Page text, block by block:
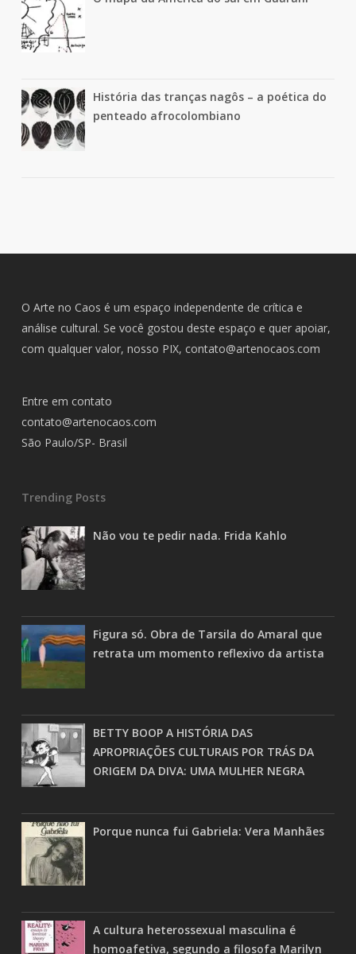
História das tranças nagôs – a poética do
penteado afrocolombiano
O Arte no Caos é um espaço independente de crítica e
análise cultural. Se você gostou deste espaço e quer apoiar,
com qualquer valor, nosso PIX, contato@artenocaos.com
Entre em contato
contato@artenocaos.com
São Paulo/SP- Brasil
Trending Posts
Não vou te pedir nada. Frida Kahlo
Figura só. Obra de Tarsila do Amaral que
retrata um momento reflexivo da artista
BETTY BOOP A HISTÓRIA DAS
APROPRIAÇÕES CULTURAIS POR TRÁS DA
ORIGEM DA DIVA: UMA MULHER NEGRA
Porque nunca fui Gabriela: Vera Manhães
A cultura heterossexual masculina é
homoafetiva, segundo a filosofa Marilyn